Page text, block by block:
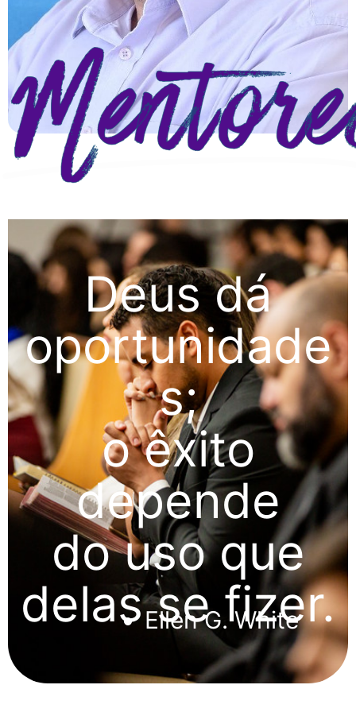
Deus dá
oportunidade
s;
o êxito
depende
do uso que
delas se fizer.
Ellen G. White